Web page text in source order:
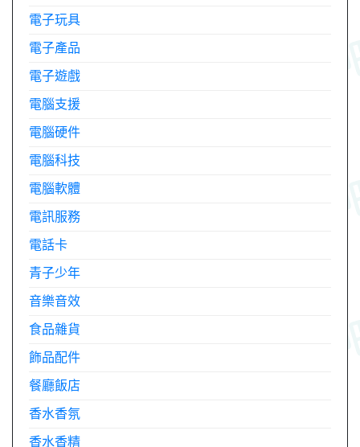
電子玩具
電子產品
電子遊戲
電腦支援
電腦硬件
電腦科技
電腦軟體
電訊服務
電話卡
青子少年
音樂音效
食品雜貨
飾品配件
餐廳飯店
香水香氛
香水香精